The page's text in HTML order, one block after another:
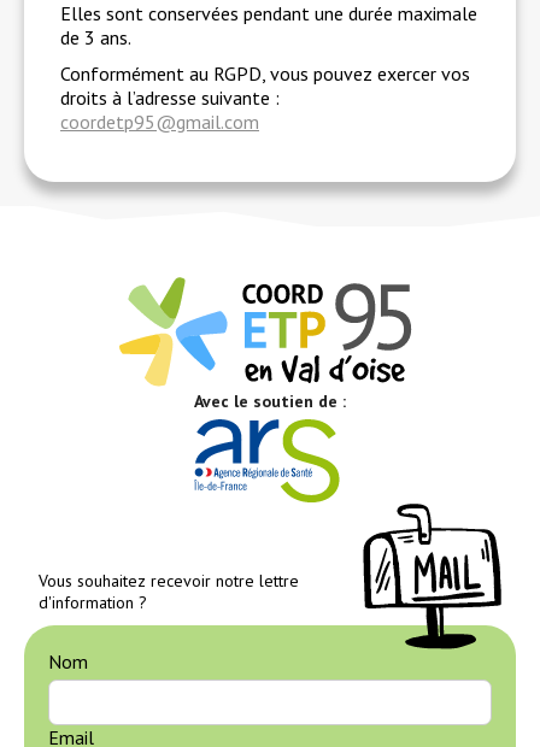
Elles sont conservées pendant une durée maximale
de 3 ans.
Conformément au RGPD, vous pouvez exercer vos
droits à l’adresse suivante :
coordetp95@gmail.com
Avec le soutien de :
Vous souhaitez recevoir notre lettre
d'information ?
Nom
Email